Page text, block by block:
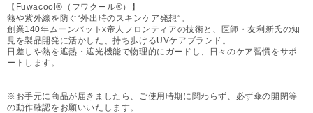
【Fuwacool®（フワクール®）】
熱や紫外線を防ぐ“外出時のスキンケア発想”。
創業140年ムーンバットx帝人フロンティアの技術と、医師・友利新氏の知
見を製品開発に活かした、持ち歩けるUVケアブランド。
日差しや熱を遮熱・遮光機能で物理的にガードし、日々のケア習慣をサポ
ートします。
※お手元に商品が届きましたら、ご使用時期に関わらず、必ず傘の開閉等
の動作確認をお願いいたします。